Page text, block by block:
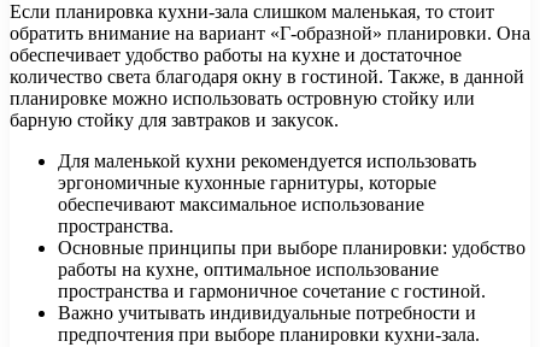
Если планировка кухни-зала слишком маленькая, то стоит
обратить внимание на вариант «Г-образной» планировки. Она
обеспечивает удобство работы на кухне и достаточное
количество света благодаря окну в гостиной. Также, в данной
планировке можно использовать островную стойку или
барную стойку для завтраков и закусок.
Для маленькой кухни рекомендуется использовать
эргономичные кухонные гарнитуры, которые
обеспечивают максимальное использование
пространства.
Основные принципы при выборе планировки: удобство
работы на кухне, оптимальное использование
пространства и гармоничное сочетание с гостиной.
Важно учитывать индивидуальные потребности и
предпочтения при выборе планировки кухни-зала.